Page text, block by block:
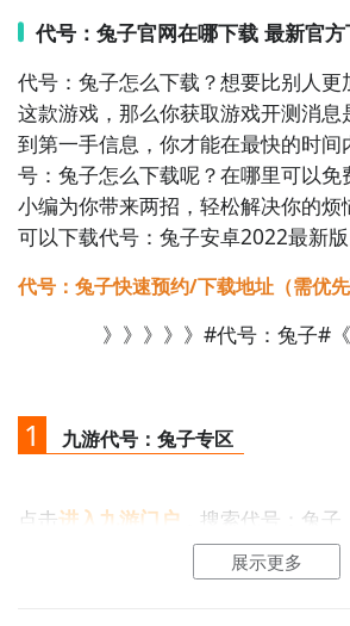
代号：兔子官网在哪下载 最新官
代号：兔子怎么下载？想要比别人更
这款游戏，那么你获取游戏开测消息
到第一手信息，你才能在最快的时间
号：兔子怎么下载呢？在哪里可以
小编为你带来两招，轻松解决你的烦
可以下载代号：兔子安卓2022最新版
代号：兔子快速预约/下载地址（需优
》》》》》#代号：兔子#
1 九游代号：兔子专区
点击进入九游门户 ，搜索代号：兔
到一个下载按钮，分别是【高速下载】
速下载可以更加节省下载时间和流量
展示更多